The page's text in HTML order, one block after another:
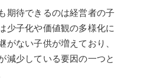
期待できるのは経営者の子
少子化や価値観の多様化に
がない子供が増えており、
減少している要因の一つと